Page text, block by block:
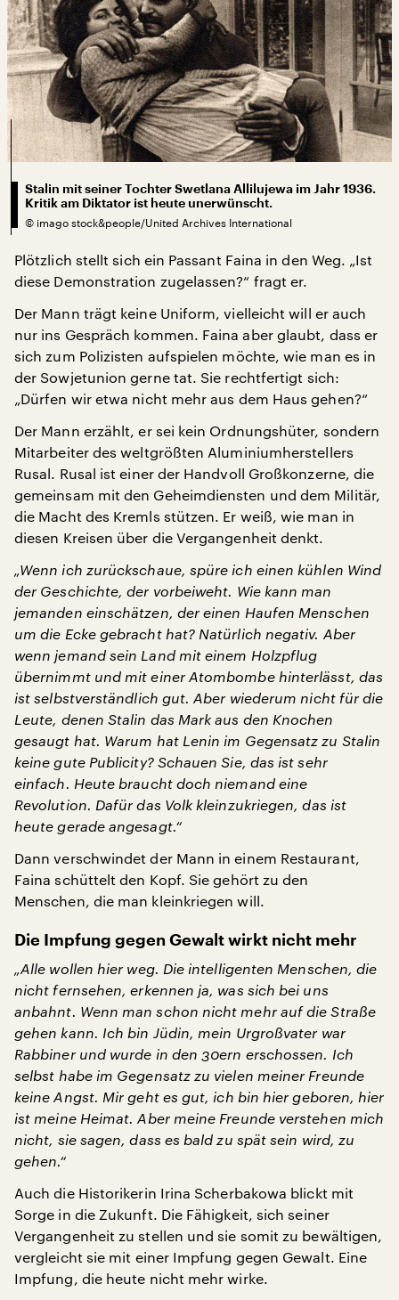
Stalin mit seiner Tochter Swetlana Allilujewa im Jahr 1936.
Kritik am Diktator ist heute unerwünscht.
© imago stock&people/United Archives International
Plötzlich stellt sich ein Passant Faina in den Weg. „Ist
diese Demonstration zugelassen?“ fragt er.
Der Mann trägt keine Uniform, vielleicht will er auch
nur ins Gespräch kommen. Faina aber glaubt, dass er
sich zum Polizisten aufspielen möchte, wie man es in
der Sowjetunion gerne tat. Sie rechtfertigt sich:
„Dürfen wir etwa nicht mehr aus dem Haus gehen?“
Der Mann erzählt, er sei kein Ordnungshüter, sondern
Mitarbeiter des weltgrößten Aluminiumherstellers
Rusal. Rusal ist einer der Handvoll Großkonzerne, die
gemeinsam mit den Geheimdiensten und dem Militär,
die Macht des Kremls stützen. Er weiß, wie man in
diesen Kreisen über die Vergangenheit denkt.
„Wenn ich zurückschaue, spüre ich einen kühlen Wind
der Geschichte, der vorbeiweht. Wie kann man
jemanden einschätzen, der einen Haufen Menschen
um die Ecke gebracht hat? Natürlich negativ. Aber
wenn jemand sein Land mit einem Holzpflug
übernimmt und mit einer Atombombe hinterlässt, das
ist selbstverständlich gut. Aber wiederum nicht für die
Leute, denen Stalin das Mark aus den Knochen
gesaugt hat. Warum hat Lenin im Gegensatz zu Stalin
keine gute Publicity? Schauen Sie, das ist sehr
einfach. Heute braucht doch niemand eine
Revolution. Dafür das Volk kleinzukriegen, das ist
heute gerade angesagt.“
Dann verschwindet der Mann in einem Restaurant,
Faina schüttelt den Kopf. Sie gehört zu den
Menschen, die man kleinkriegen will.
Die Impfung gegen Gewalt wirkt nicht mehr
„Alle wollen hier weg. Die intelligenten Menschen, die
nicht fernsehen, erkennen ja, was sich bei uns
anbahnt. Wenn man schon nicht mehr auf die Straße
gehen kann. Ich bin Jüdin, mein Urgroßvater war
Rabbiner und wurde in den 30ern erschossen. Ich
selbst habe im Gegensatz zu vielen meiner Freunde
keine Angst. Mir geht es gut, ich bin hier geboren, hier
ist meine Heimat. Aber meine Freunde verstehen mich
nicht, sie sagen, dass es bald zu spät sein wird, zu
gehen.“
Auch die Historikerin Irina Scherbakowa blickt mit
Sorge in die Zukunft. Die Fähigkeit, sich seiner
Vergangenheit zu stellen und sie somit zu bewältigen,
vergleicht sie mit einer Impfung gegen Gewalt. Eine
Impfung, die heute nicht mehr wirke.